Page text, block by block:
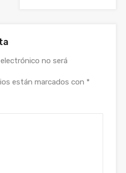
no será
están marcados con *